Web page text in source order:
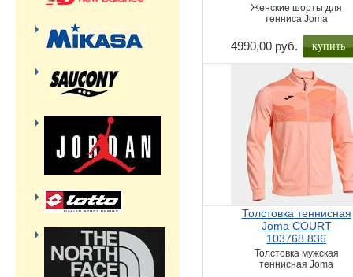
Женские шорты для
тенниса Joma
4990,00 руб. купить
Толстовка теннисная
Joma COURT
103768.836
Толстовка мужская
теннисная Joma